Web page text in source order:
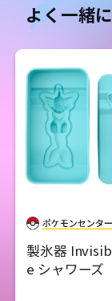
よく一緒
製氷器
e シャワーズ